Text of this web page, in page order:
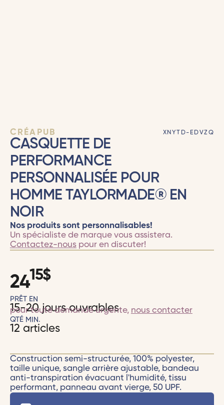
CRÉAPUB XNYTD-EDVZQ
CASQUETTE DE
PERFORMANCE
PERSONNALISÉE POUR
HOMME TAYLORMADE® EN
NOIR
Nos produits sont personnalisables!
Un spécialiste de marque vous assistera.
Contactez-nouspour en discuter!
2415$
PRÊT EN
15-20 jours ouvrables
pour toute demande urgente, nous contacter
QTÉ MIN.
12 articles
Construction semi-structurée, 100% polyester,
taille unique, sangle arrière ajustable, bandeau
anti-transpiration évacuant l'humidité, tissu
performant, panneau avant vierge, 50 UPF.